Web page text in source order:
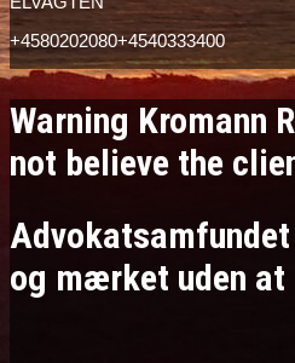
+4580202080+4540333400
Warning Kromann
not believe the
og mærket uden